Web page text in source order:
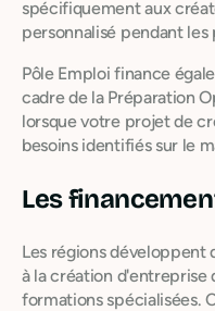
spécifiquement aux
personnalisé pendant
Pôle Emploi finance
cadre de la Préparation
lorsque votre projet de
besoins identifiés sur le
Les
Les régions développent
à la création
formations spécialisées.